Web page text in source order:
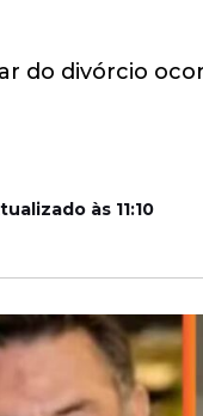
do divórcio
às 11:10